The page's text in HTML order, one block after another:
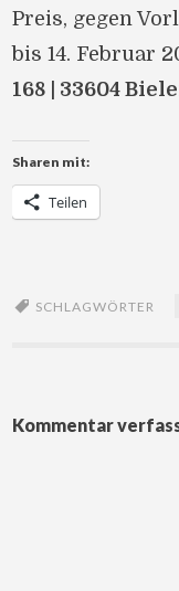
Preis, gegen
bis 14. Februar
168 | 33604
Sharen mit:
Teilen
SCHLAGWÖRTER
Kommentar